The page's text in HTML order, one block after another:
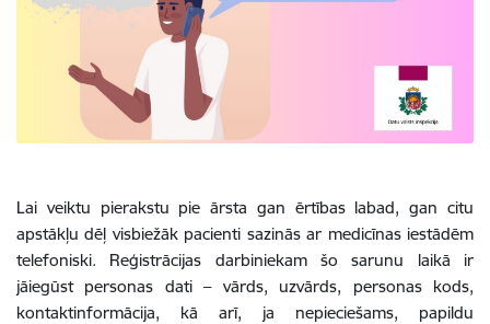
Lai veiktu pierakstu pie ārsta gan ērtības labad, gan citu
apstākļu dēļ visbiežāk pacienti sazinās ar medicīnas iestādēm
telefoniski. Reģistrācijas darbiniekam šo sarunu laikā ir
jāiegūst personas dati – vārds, uzvārds, personas kods,
kontaktinformācija, kā arī, ja nepieciešams, papildu